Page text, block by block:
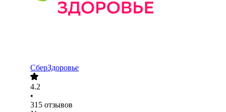
СберЗдоровье
4.2
•
315 отзывов